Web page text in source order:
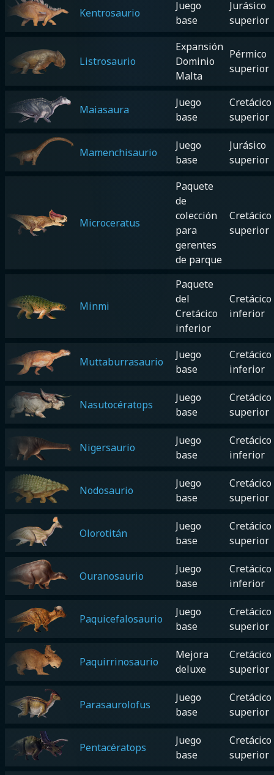
Kentrosaurio
Juego
base
Jurásico
superior
Listrosaurio
Expansión
Dominio
Malta
Pérmico
superior
Maiasaura
Juego
base
Cretácico
superior
Mamenchisaurio
Juego
base
Jurásico
superior
Microceratus
Paquete
de
colección
para
gerentes
de parque
Cretácico
superior
Minmi
Paquete
del
Cretácico
inferior
Cretácico
inferior
Muttaburrasaurio
Juego
base
Cretácico
inferior
Nasutocératops
Juego
base
Cretácico
superior
Nigersaurio
Juego
base
Cretácico
inferior
Nodosaurio
Juego
base
Cretácico
superior
Olorotitán
Juego
base
Cretácico
superior
Ouranosaurio
Juego
base
Cretácico
inferior
Paquicefalosaurio
Juego
base
Cretácico
superior
Paquirrinosaurio
Mejora
deluxe
Cretácico
superior
Parasaurolofus
Juego
base
Cretácico
superior
Pentacératops
Juego
base
Cretácico
superior